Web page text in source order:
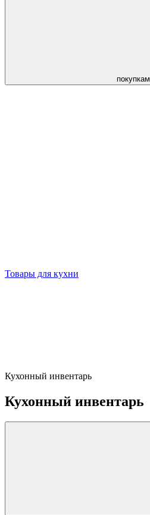
покупкам
Товары для кухни
Кухонный инвентарь
Кухонный инвентарь